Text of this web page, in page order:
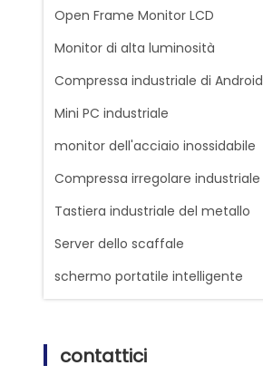
Open Frame Monitor LCD
Monitor di alta luminosità
Compressa industriale di Android
Mini PC industriale
monitor dell'acciaio inossidabile
Compressa irregolare industriale
Tastiera industriale del metallo
Server dello scaffale
schermo portatile intelligente
contattici